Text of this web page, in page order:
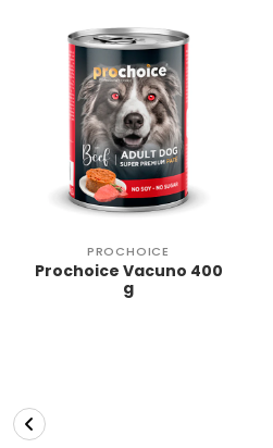
PROCHOICE
Prochoice Vacuno 400
g